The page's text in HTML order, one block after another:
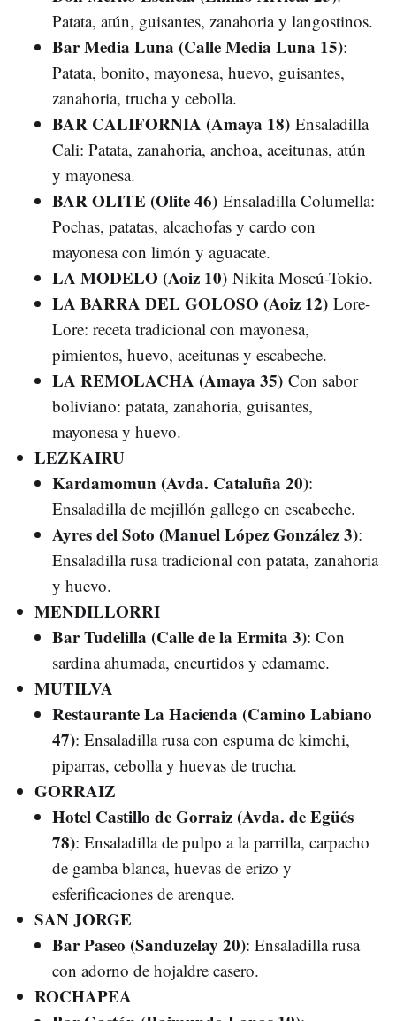
Patata, atún, guisantes, zanahoria y langostinos.
Bar Media Luna (Calle Media Luna 15):
Patata, bonito, mayonesa, huevo, guisantes,
zanahoria, trucha y cebolla.
BAR CALIFORNIA (Amaya 18) Ensaladilla
Cali: Patata, zanahoria, anchoa, aceitunas, atún
y mayonesa.
BAR OLITE (Olite 46) Ensaladilla Columella:
Pochas, patatas, alcachofas y cardo con
mayonesa con limón y aguacate.
LA MODELO (Aoiz 10) Nikita Moscú-Tokio.
LA BARRA DEL GOLOSO (Aoiz 12) Lore-
Lore: receta tradicional con mayonesa,
pimientos, huevo, aceitunas y escabeche.
LA REMOLACHA (Amaya 35) Con sabor
boliviano: patata, zanahoria, guisantes,
mayonesa y huevo.
LEZKAIRU
Kardamomun (Avda. Cataluña 20):
Ensaladilla de mejillón gallego en escabeche.
Ayres del Soto (Manuel López González 3):
Ensaladilla rusa tradicional con patata, zanahoria
y huevo.
MENDILLORRI
Bar Tudelilla (Calle de la Ermita 3): Con
sardina ahumada, encurtidos y edamame.
MUTILVA
Restaurante La Hacienda (Camino Labiano
47): Ensaladilla rusa con espuma de kimchi,
piparras, cebolla y huevas de trucha.
GORRAIZ
Hotel Castillo de Gorraiz (Avda. de Egüés
78): Ensaladilla de pulpo a la parrilla, carpacho
de gamba blanca, huevas de erizo y
esferificaciones de arenque.
SAN JORGE
Bar Paseo (Sanduzelay 20): Ensaladilla rusa
con adorno de hojaldre casero.
ROCHAPEA